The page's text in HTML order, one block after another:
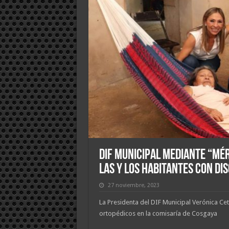
DIF Municipal mediante
las y los habitantes con
27 noviembre, 2023
La Presidenta del DIF Municipal Verónica
ortopédicos en la comisaría de Cosgaya